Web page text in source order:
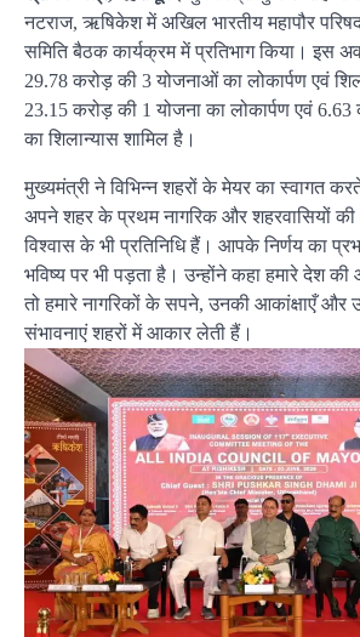
नटराज, ऋषिकेश में अखिल भारतीय महापौर परिषद
समिति बैठक कार्यक्रम में प्रतिभाग किया। इस
29.78 करोड़ की 3 योजनाओं का लोकार्पण एवं
23.15 करोड़ की 1 योजना का लोकार्पण एवं
का शिलान्यास शामिल है।
मुख्यमंत्री ने विभिन्न शहरों के मेयर का स्वागत
अपने शहर के प्रथम नागरिक और शहरवासियों
विश्वास के भी प्रतिनिधि हैं। आपके निर्णय का
भविष्य पर भी पड़ता है। उन्होंने कहा हमारे देश की
तो हमारे नागरिकों के सपने, उनकी आकांक्षाएँ और
संभावनाएं शहरों में आकार लेती हैं।